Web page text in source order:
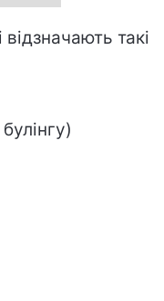
відзначають такі